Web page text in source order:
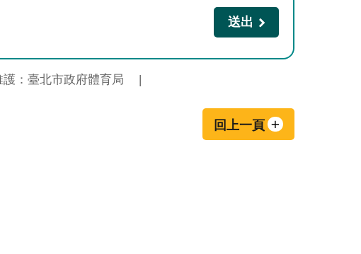
護：臺北市政府體育局
回上一頁